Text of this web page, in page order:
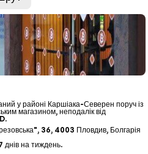
у районі Каршіака-Северен поруч із
магазином, неподалік від
36, 4003 Пловдив, Болгарія
днів на тиждень.